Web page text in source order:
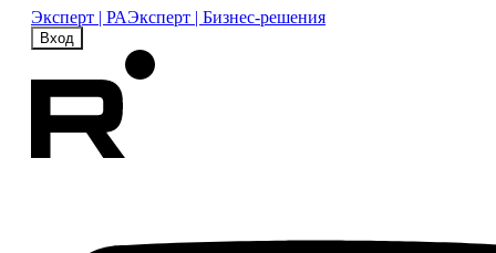
Эксперт | РАЭксперт | Бизнес-решения
Вход